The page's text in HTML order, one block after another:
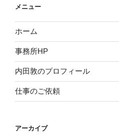
メニュー
ホーム
事務所HP
内田敦のプロフィール
仕事のご依頼
アーカイブ